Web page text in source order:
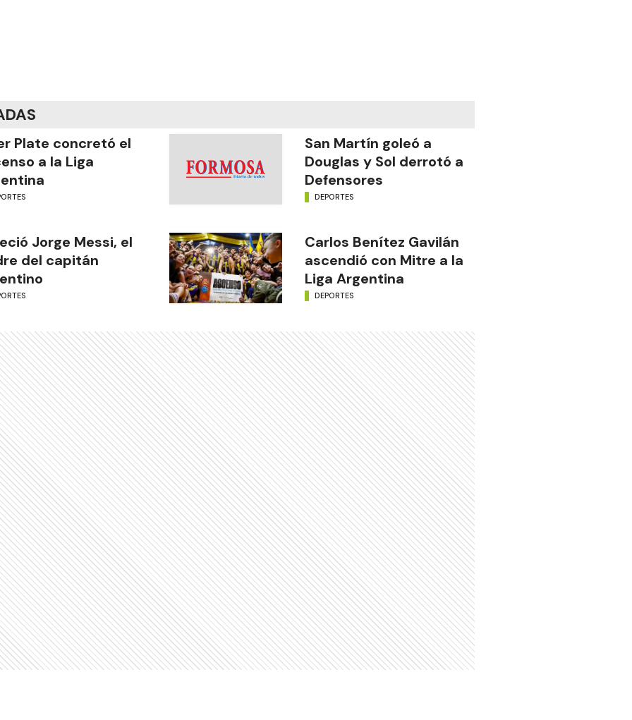
Plate concretó el
a la Liga
San Martín goleó a
Douglas y Sol derrotó a
Defensores
DEPORTES
Jorge Messi, el
del capitán
Carlos Benítez Gavilán
ascendió con Mitre a la
Liga Argentina
DEPORTES